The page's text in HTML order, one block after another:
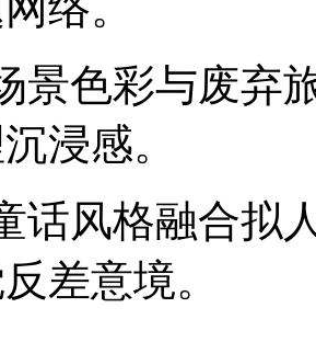
景色彩与废弃
浸感。
话风格融合拟
差意境。